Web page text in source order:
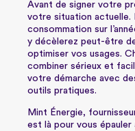
Avant de signer votre
votre situation actuelle.
consommation sur
y décèlerez peut-être
optimiser vos usages.
combiner sérieux et
votre démarche avec
outils pratiques.
Mint Énergie,
est là pour vous